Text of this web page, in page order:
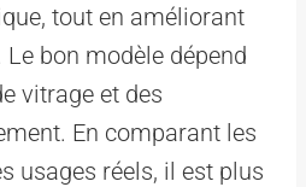
tout en améliorant
bon modèle dépend
vitrage et des
En comparant les
usages réels, il est plus